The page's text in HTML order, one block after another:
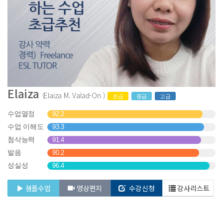
Elaiza (Elaiza M. Valad-On ) 초급 중급 고급
수업열정 92.2
수업 이해도 93.3
첨삭능력 91.4
발음 90.2
성실성 96.4
샘플수업 영상편지 수강신청 강사리스트